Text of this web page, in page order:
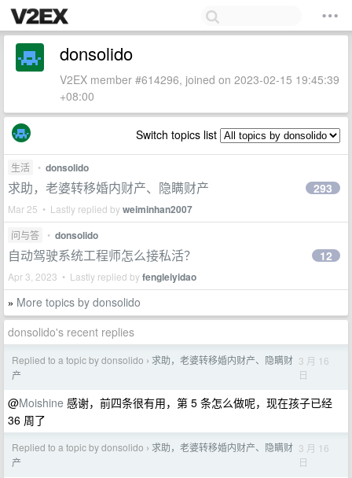
donsolido
V2EX member #614296, joined on 2023-02-15 19:45:39
+08:00
Switch topics list
生活 • donsolido
求助，老婆转移婚内财产、隐瞒财产
Mar 25 • Lastly replied byweiminhan2007
293
问与答 • donsolido
自动驾驶系统工程师怎么接私活？
Apr 3, 2023 • Lastly replied byfengleiyidao
12
» More topics by donsolido
donsolido's recent replies
Replied to a topic by donsolido › 求助，老婆转移婚内财产、隐瞒财
产
3 月 16
日
@Moishine 感谢，前四条很有用，第 5 条怎么做呢，现在孩子已经
36 周了
Replied to a topic by donsolido › 求助，老婆转移婚内财产、隐瞒财
产
3 月 16
日